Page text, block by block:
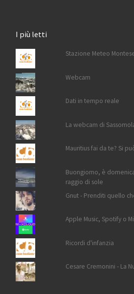
I più letti
Stazione Meteo
Webcam
Dati in tempo reale
La webcam di
Mauritius fai da te? Si
Buongiorno, è
raggio di sole
Gnut - Prenditi quello
Apple Music, Spotify o
Ricordi d'infanzia
Cesare Cremonini - La